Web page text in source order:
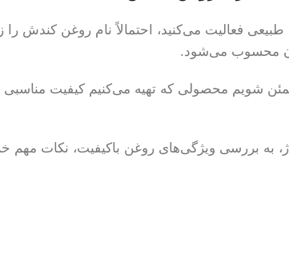
فعالیت می‌کنید، احتمالاً نام روغن کندش را
محسوب می‌شود.
شویم محصولی که تهیه می‌کنیم کیفیت مناسبی
به بررسی ویژگی‌های روغن باکیفیت، نکات مهم